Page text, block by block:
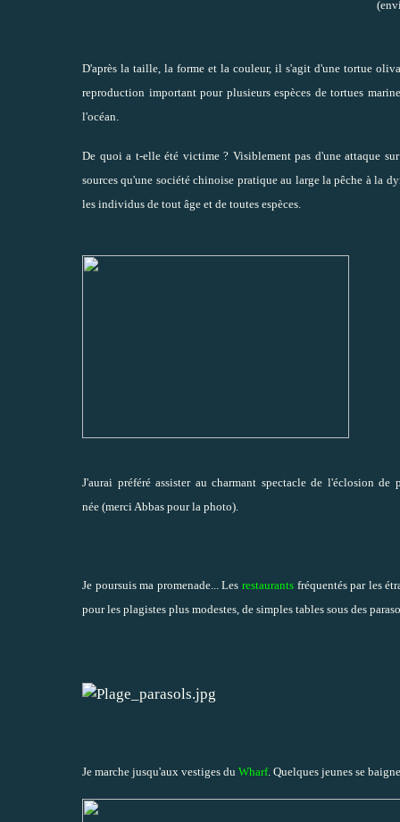
D'après la taille, la forme et la couleur, il s'agit d'une tortue
reproduction important pour plusieurs espèces de tortues
l'océan.
De quoi a t-elle été victime ? Visiblement pas d'une attaque
sources qu'une société chinoise pratique au large la pêche à la
les individus de tout âge et de toutes espèces.
J'aurai préféré assister au charmant spectacle de l'éclosion
née (merci Abbas pour la photo).
Je poursuis ma promenade... Lesrestaurants fréquentés par les
pour les plagistes plus modestes, de simples tables sous des
Je marche jusqu'aux vestiges du Wharf. Quelques jeunes se